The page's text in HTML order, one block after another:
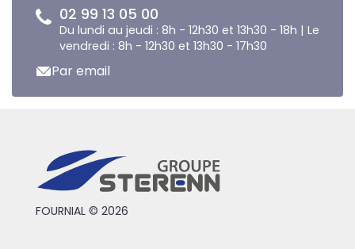
02 99 13 05 00
Du lundi au jeudi : 8h - 12h30 et 13h30 - 18h | Le
vendredi : 8h - 12h30 et 13h30 - 17h30
Par email
FOURNIAL © 2026